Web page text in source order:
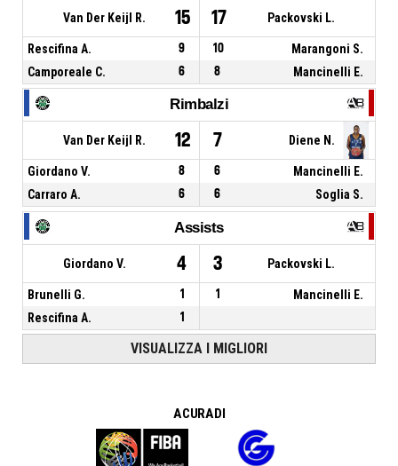
Van Der Keijl R. 15 17 Packovski L.
Rescifina A. 9 10
Marangoni S.
Camporeale C.
6 8 Mancinelli E.
Rimbalzi
Van Der Keijl R. 12 7 Diene N.
Giordano V. 8 6
Mancinelli E.
Carraro A.
6 6 Soglia S.
Assists
Giordano V. 4 3 Packovski L.
Brunelli G. 1 1
Mancinelli E.
Rescifina A.
1
VISUALIZZA I MIGLIORI
A CURA DI